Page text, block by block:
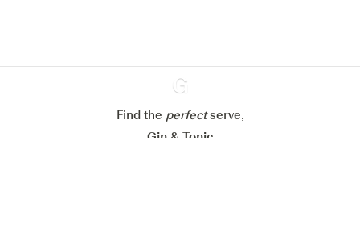
Ginventory
Find the perfectserve,
Gin & Tonic